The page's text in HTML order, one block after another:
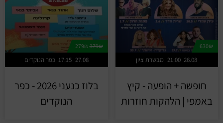
630₪
מבשרת ציון 21:00 26.08
חופשה + הופעה - קיץ
באמפי | הלהקות חוזרות
379₪
279₪
כפר הנוקדים 17:15 27.08
בלוז כנעני 2026 - כפר
הנוקדים